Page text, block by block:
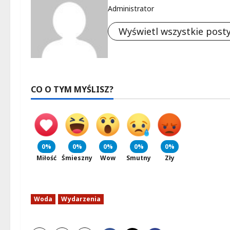
Administrator
Wyświetl wszystkie
CO O TYM MYŚLISZ?
0%
Miłość
0%
Śmieszny
0%
Wow
0%
Smutny
0%
Zły
Woda Wydarzenia